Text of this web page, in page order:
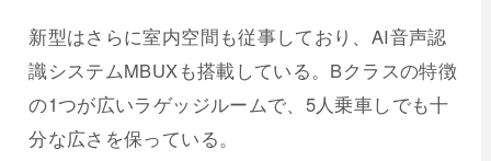
新型はさらに室内空間も従事しており、AI音声認
識システムMBUXも搭載している。Bクラスの特徴
の1つが広いラゲッジルームで、5人乗車しでも十
分な広さを保っている。